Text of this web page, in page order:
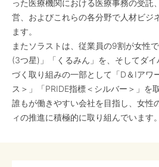
った医療機関における医療事務の受託
営、およびこれらの各分野で人材ビジ
ます。
またソラストは、従業員の9割が女性
(3つ星)」「くるみん」を、そしてダ
づく取り組みの一部として「D＆Iアワ
ス＞」「PRIDE指標＜シルバー＞」を
誰もが働きやすい会社を目指し、女性
ィの推進に積極的に取り組んでいます。